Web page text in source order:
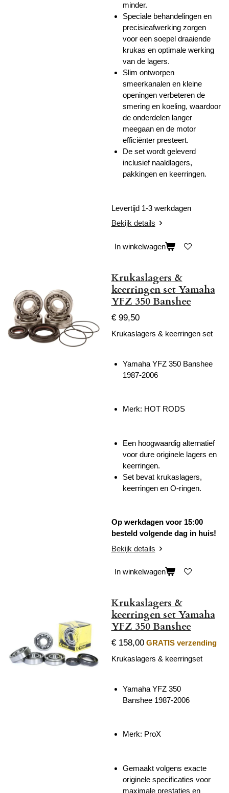
minder.
Speciale behandelingen en
precisieafwerking zorgen
voor een soepel draaiende
krukas en optimale werking
van de lagers.
Slim ontworpen
smeerkanalen en kleine
openingen verbeteren de
smering en koeling, waardoor
de onderdelen langer
meegaan en de motor
efficiënter presteert.
De set wordt geleverd
inclusief naaldlagers,
pakkingen en keerringen.
Levertijd 1-3 werkdagen
Bekijk details
In winkelwagen
Krukaslagers &
keerringen set Yamaha
YFZ 350 Banshee
€ 99,50
Krukaslagers & keerringen set
Yamaha YFZ 350 Banshee
1987-2006
Merk: HOT RODS
Een hoogwaardig alternatief
voor dure originele lagers en
keerringen.
Set bevat krukaslagers,
keerringen en O-ringen.
Op werkdagen voor 15:00
besteld volgende dag in huis!
Bekijk details
In winkelwagen
Krukaslagers &
keerringen set Yamaha
YFZ 350 Banshee
€ 158,00 GRATIS verzending
Krukaslagers & keerringset
Yamaha YFZ 350
Banshee 1987-2006
Merk: ProX
Gemaakt volgens exacte
originele specificaties voor
maximale prestaties en